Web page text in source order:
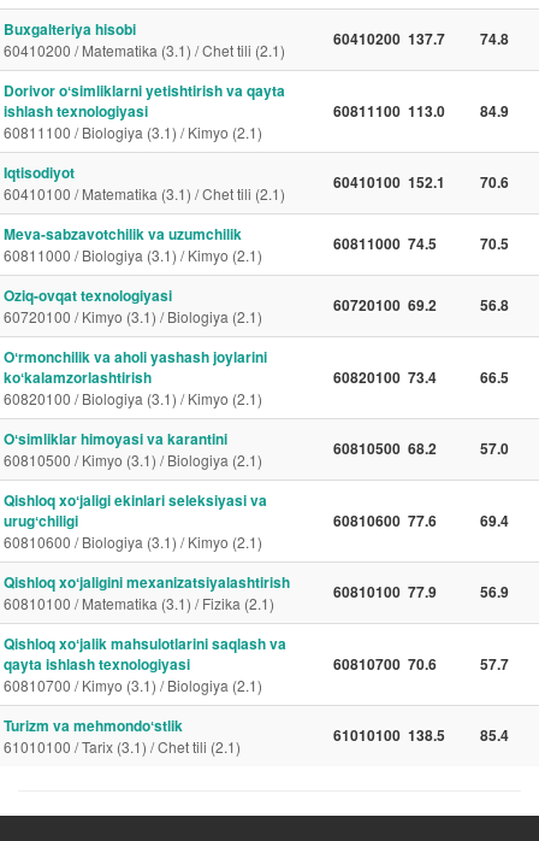
Buxgalteriya hisobi
60410200 / Matematika (3.1) / Chet tili (2.1)
60410200 137.7 74.8
Dorivor oʻsimliklarni yetishtirish va qayta
ishlash texnologiyasi
60811100 / Biologiya (3.1) / Kimyo (2.1)
60811100 113.0 84.9
Iqtisodiyot
60410100 / Matematika (3.1) / Chet tili (2.1)
60410100 152.1 70.6
Meva-sabzavotchilik va uzumchilik
60811000 / Biologiya (3.1) / Kimyo (2.1)
60811000 74.5 70.5
Oziq-ovqat texnologiyasi
60720100 / Kimyo (3.1) / Biologiya (2.1)
60720100 69.2 56.8
Oʻrmonchilik va aholi yashash joylarini
koʻkalamzorlashtirish
60820100 / Biologiya (3.1) / Kimyo (2.1)
60820100 73.4 66.5
Oʻsimliklar himoyasi va karantini
60810500 / Kimyo (3.1) / Biologiya (2.1)
60810500 68.2 57.0
Qishloq xoʻjaligi ekinlari seleksiyasi va
urugʻchiligi
60810600 / Biologiya (3.1) / Kimyo (2.1)
60810600 77.6 69.4
Qishloq xoʻjaligini mexanizatsiyalashtirish
60810100 / Matematika (3.1) / Fizika (2.1)
60810100 77.9 56.9
Qishloq xoʻjalik mahsulotlarini saqlash va
qayta ishlash texnologiyasi
60810700 / Kimyo (3.1) / Biologiya (2.1)
60810700 70.6 57.7
Turizm va mehmondoʻstlik
61010100 / Tarix (3.1) / Chet tili (2.1)
61010100 138.5 85.4